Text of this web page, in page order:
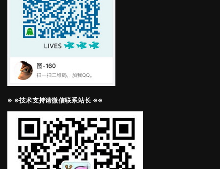
※ ※技术支持请微信联系站长 ※※